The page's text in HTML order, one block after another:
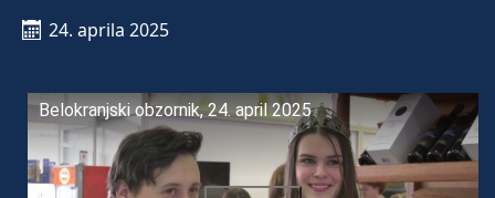
24. aprila 2025
Belokranjski obzornik, 24. april 2025